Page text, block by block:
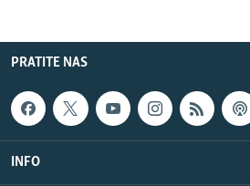
PRATITE NAS
INFO